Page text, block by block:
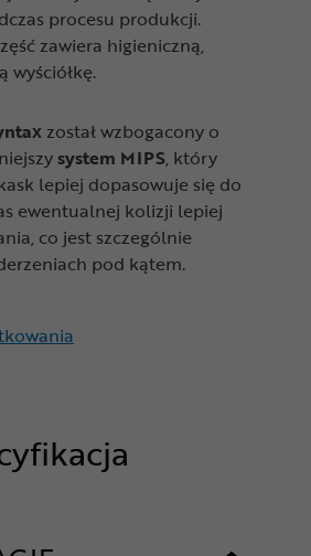
procesu produkcji.
zawiera higieniczną,
wyściółkę.
został wzbogacony o
system MIPS, który
lepiej dopasowuje się do
ewentualnej kolizji lepiej
co jest szczególnie
pod kątem.